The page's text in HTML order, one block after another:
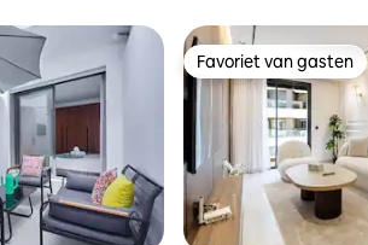
Favoriet van gasten
Favoriet van gasten